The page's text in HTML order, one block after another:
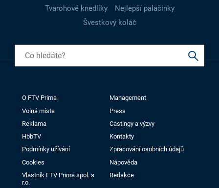
Tvarohové knedlíky
Nejlepší palačinky
Švestkový koláč
O FTV Prima
Management
Volná místa
Press
Reklama
Castingy a výzvy
HbbTV
Kontakty
Podmínky užívání
Zpracování osobních údajů
Cookies
Nápověda
Vlastník FTV Prima spol. s
r.o.
Redakce